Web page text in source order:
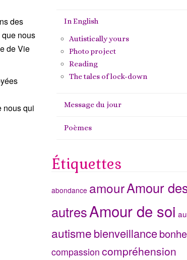
des
nous
de Vie
nous qui
In English
Autistically yours
Photo project
Reading
The tales of lock-down
Message du jour
Poèmes
Étiquettes
abondance amourAmour
autresAmour de soi
autismebienveillance
compassion compréhension